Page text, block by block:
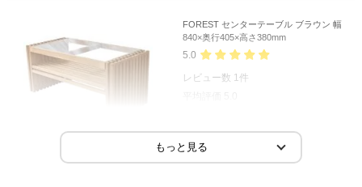
FOREST センターテーブル ブラウン 幅
840×奥行405×高さ380mm
5.0
レビュー数 1 件